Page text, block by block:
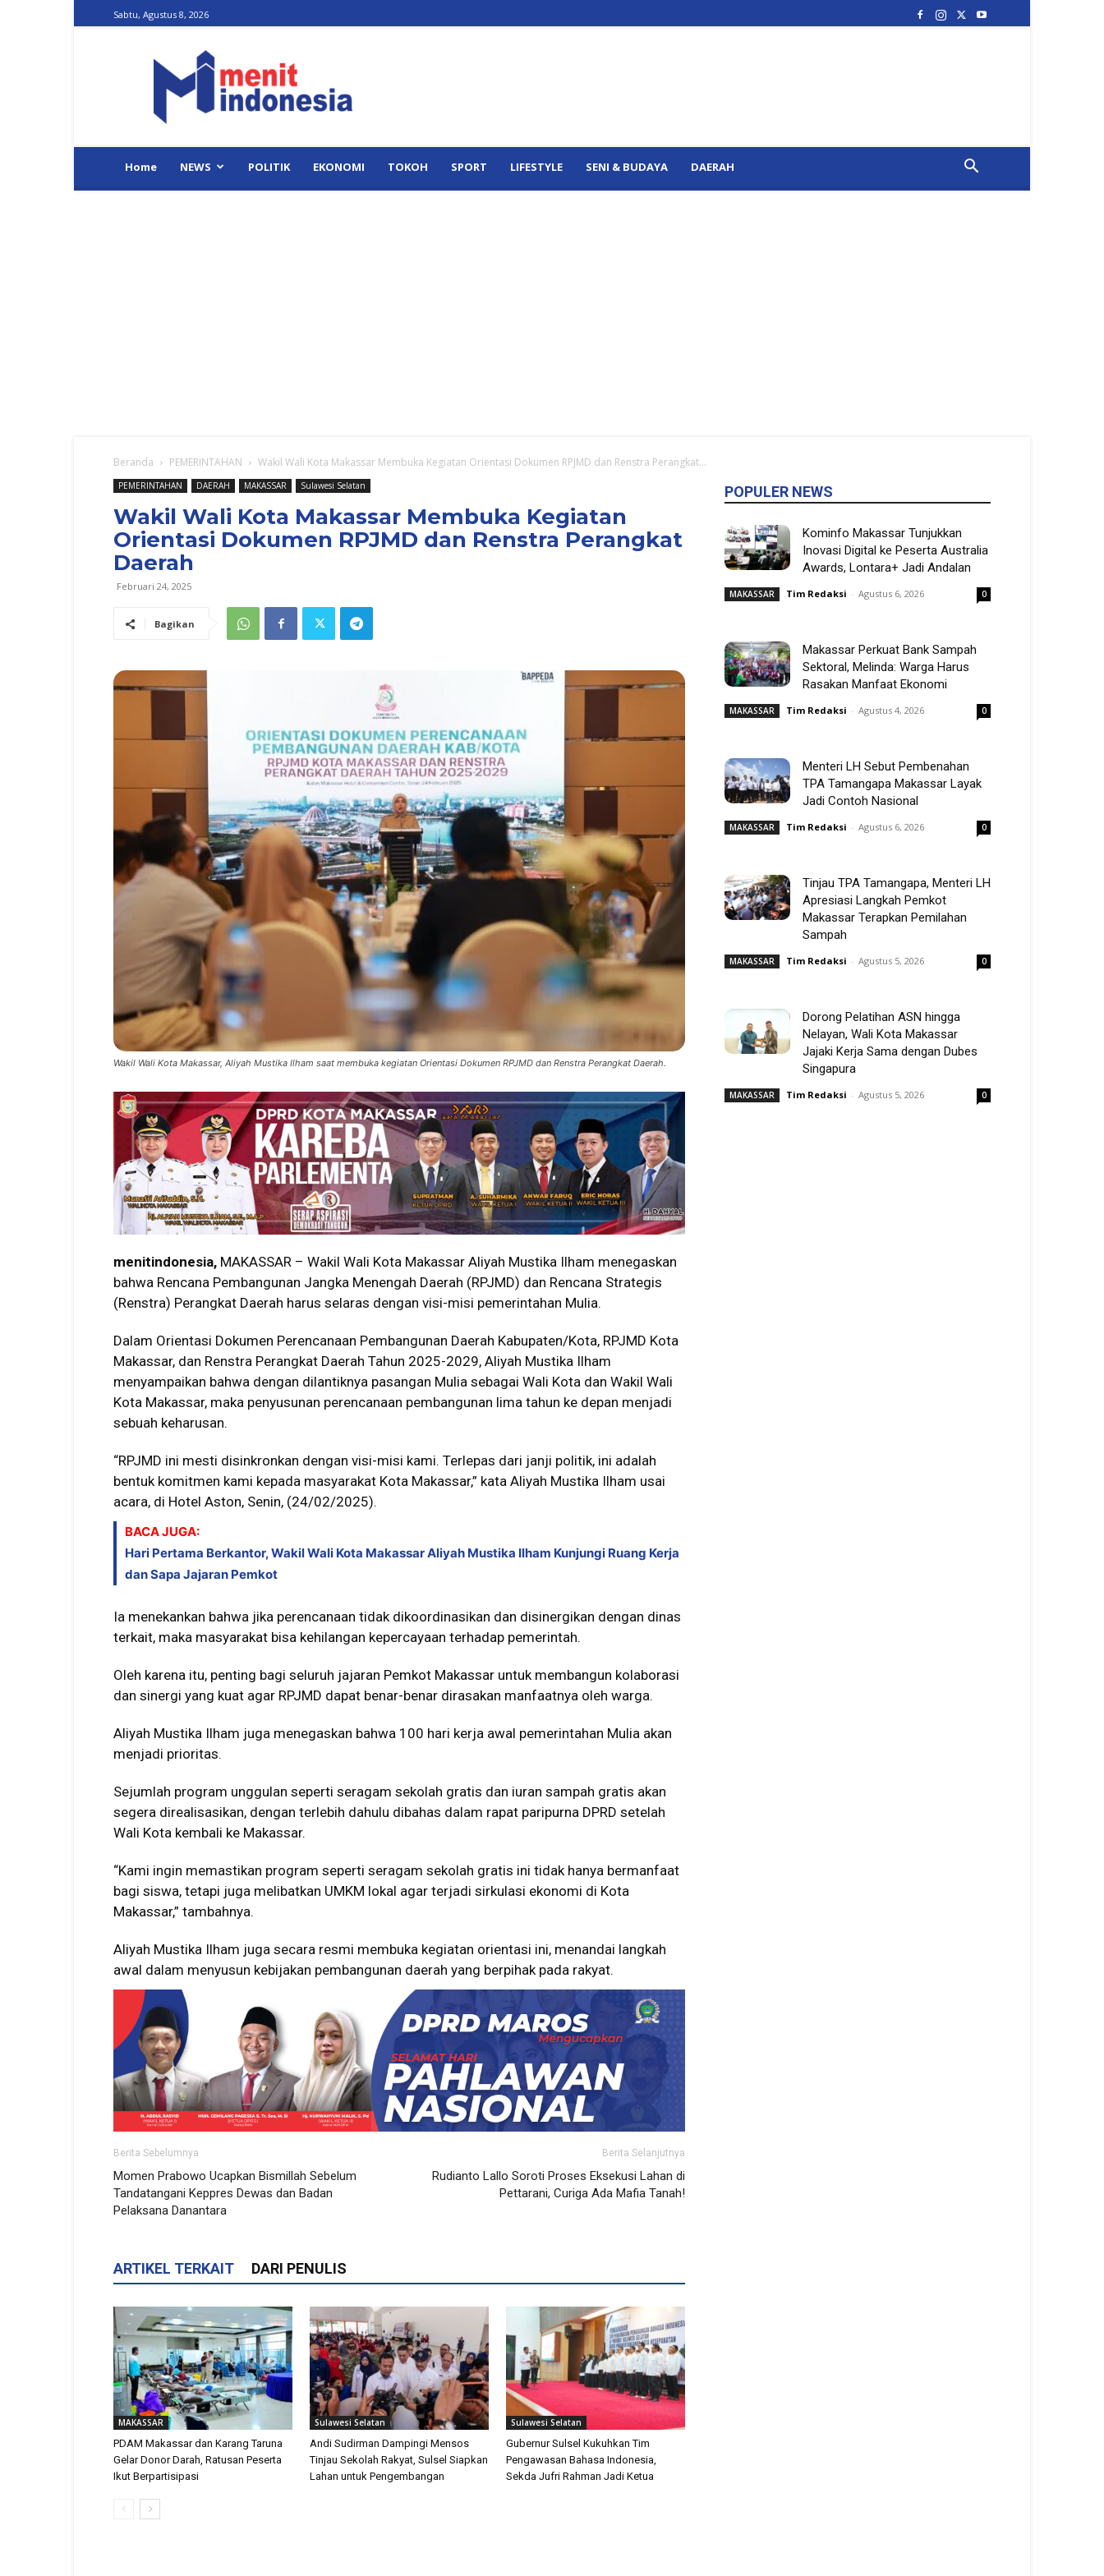
Sabtu, Agustus 8, 2026
Indonesia
Home NEWS POLITIK EKONOMI TOKOH SPORT LIFESTYLE SENI & BUDAYA DAERAH
Beranda PEMERINTAHAN Wakil Wali Kota Makassar Membuka Kegiatan Orientasi Dokumen RPJMD dan Renstra Perangkat...
PEMERINTAHAN DAERAH MAKASSAR Sulawesi Selatan
Wakil Wali Kota Makassar Membuka Kegiatan
Orientasi Dokumen RPJMD dan Renstra Perangkat
Daerah
Februari 24, 2025
Bagikan
Wakil Wali Kota Makassar, Aliyah Mustika Ilham saat membuka kegiatan Orientasi Dokumen RPJMD dan Renstra Perangkat Daerah.
menitindonesia, MAKASSAR – Wakil Wali Kota Makassar Aliyah Mustika Ilham menegaskan
bahwa Rencana Pembangunan Jangka Menengah Daerah (RPJMD) dan Rencana Strategis
(Renstra) Perangkat Daerah harus selaras dengan visi-misi pemerintahan Mulia.
Dalam Orientasi Dokumen Perencanaan Pembangunan Daerah Kabupaten/Kota, RPJMD Kota
Makassar, dan Renstra Perangkat Daerah Tahun 2025-2029, Aliyah Mustika Ilham
menyampaikan bahwa dengan dilantiknya pasangan Mulia sebagai Wali Kota dan Wakil Wali
Kota Makassar, maka penyusunan perencanaan pembangunan lima tahun ke depan menjadi
sebuah keharusan.
“RPJMD ini mesti disinkronkan dengan visi-misi kami. Terlepas dari janji politik, ini adalah
bentuk komitmen kami kepada masyarakat Kota Makassar,” kata Aliyah Mustika Ilham usai
acara, di Hotel Aston, Senin, (24/02/2025).
BACA JUGA:
Hari Pertama Berkantor, Wakil Wali Kota Makassar Aliyah Mustika Ilham Kunjungi Ruang Kerja
dan Sapa Jajaran Pemkot
Ia menekankan bahwa jika perencanaan tidak dikoordinasikan dan disinergikan dengan dinas
terkait, maka masyarakat bisa kehilangan kepercayaan terhadap pemerintah.
Oleh karena itu, penting bagi seluruh jajaran Pemkot Makassar untuk membangun kolaborasi
dan sinergi yang kuat agar RPJMD dapat benar-benar dirasakan manfaatnya oleh warga.
Aliyah Mustika Ilham juga menegaskan bahwa 100 hari kerja awal pemerintahan Mulia akan
menjadi prioritas.
Sejumlah program unggulan seperti seragam sekolah gratis dan iuran sampah gratis akan
segera direalisasikan, dengan terlebih dahulu dibahas dalam rapat paripurna DPRD setelah
Wali Kota kembali ke Makassar.
“Kami ingin memastikan program seperti seragam sekolah gratis ini tidak hanya bermanfaat
bagi siswa, tetapi juga melibatkan UMKM lokal agar terjadi sirkulasi ekonomi di Kota
Makassar,” tambahnya.
Aliyah Mustika Ilham juga secara resmi membuka kegiatan orientasi ini, menandai langkah
awal dalam menyusun kebijakan pembangunan daerah yang berpihak pada rakyat.
Berita Sebelumnya
Momen Prabowo Ucapkan Bismillah Sebelum
Tandatangani Keppres Dewas dan Badan
Pelaksana Danantara
Berita Selanjutnya
Rudianto Lallo Soroti Proses Eksekusi Lahan di
Pettarani, Curiga Ada Mafia Tanah!
ARTIKEL TERKAIT DARI PENULIS
MAKASSAR
PDAM Makassar dan Karang Taruna
Gelar Donor Darah, Ratusan Peserta
Ikut Berpartisipasi
Sulawesi Selatan
Andi Sudirman Dampingi Mensos
Tinjau Sekolah Rakyat, Sulsel Siapkan
Lahan untuk Pengembangan
Sulawesi Selatan
Gubernur Sulsel Kukuhkan Tim
Pengawasan Bahasa Indonesia,
Sekda Jufri Rahman Jadi Ketua
POPULER NEWS
Kominfo Makassar Tunjukkan
Inovasi Digital ke Peserta Australia
Awards, Lontara+ Jadi Andalan
MAKASSAR Tim Redaksi - Agustus 6, 2026 0
Makassar Perkuat Bank Sampah
Sektoral, Melinda: Warga Harus
Rasakan Manfaat Ekonomi
MAKASSAR Tim Redaksi - Agustus 4, 2026 0
Menteri LH Sebut Pembenahan
TPA Tamangapa Makassar Layak
Jadi Contoh Nasional
MAKASSAR Tim Redaksi - Agustus 6, 2026 0
Tinjau TPA Tamangapa, Menteri LH
Apresiasi Langkah Pemkot
Makassar Terapkan Pemilahan
Sampah
MAKASSAR Tim Redaksi - Agustus 5, 2026 0
Dorong Pelatihan ASN hingga
Nelayan, Wali Kota Makassar
Jajaki Kerja Sama dengan Dubes
Singapura
MAKASSAR Tim Redaksi - Agustus 5, 2026 0